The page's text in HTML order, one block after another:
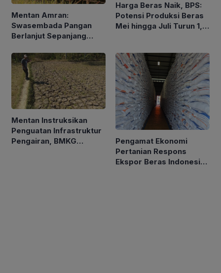
Mentan Amran:
Swasembada Pangan
Berlanjut Sepanjang
Harga Beras Naik, BPS:
Potensi Produksi Beras
Mei hingga Juli Turun 1,16
Mentan Instruksikan
Penguatan Infrastruktur
Pengairan, BMKG
Pengamat Ekonomi
Pertanian Respons
Ekspor Beras Indonesia